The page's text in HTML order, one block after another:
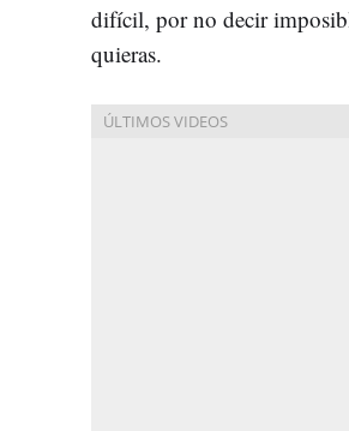
difícil, por no decir
quieras.